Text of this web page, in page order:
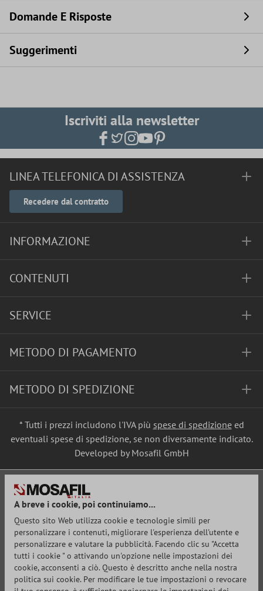
Domande E Risposte
Suggerimenti
Iscriviti alla newsletter
LINEA TELEFONICA DI ASSISTENZA
Recedere dal contratto
INFORMAZIONE
CONTENUTI
SERVICE
METODO DI PAGAMENTO
METODO DI SPEDIZIONE
* Tutti i prezzi includono l'IVA più spese di spedizioneed
eventuali spese di spedizione, se non diversamente indicato.
Developed by Mosafil GmbH
A breve i cookie, poi continuiamo...
Questo sito Web utilizza cookie e tecnologie simili per
personalizzare i contenuti, migliorare l'esperienza dell'utente e
personalizzare e valutare la pubblicità. Facendo clic su "Accetta
tutti i cookie " o attivando un'opzione nelle impostazioni dei
cookie, acconsenti a ciò. Questo è descritto anche nella nostra
politica sui cookie. Per modificare le tue impostazioni o revocare